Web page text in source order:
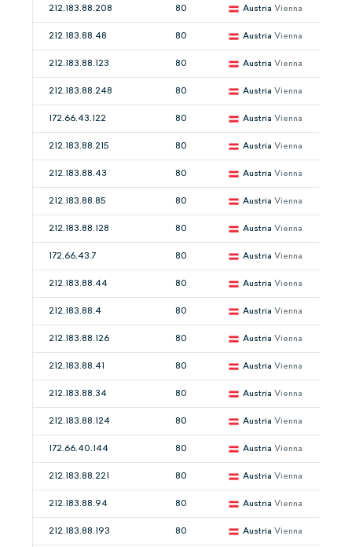
212.183.88.208 80 Austria Vienna
212.183.88.48 80 Austria Vienna
212.183.88.123 80 Austria Vienna
212.183.88.248 80 Austria Vienna
172.66.43.122 80 Austria Vienna
212.183.88.215 80 Austria Vienna
212.183.88.43 80 Austria Vienna
212.183.88.85 80 Austria Vienna
212.183.88.128 80 Austria Vienna
172.66.43.7 80 Austria Vienna
212.183.88.44 80 Austria Vienna
212.183.88.4 80 Austria Vienna
212.183.88.126 80 Austria Vienna
212.183.88.41 80 Austria Vienna
212.183.88.34 80 Austria Vienna
212.183.88.124 80 Austria Vienna
172.66.40.144 80 Austria Vienna
212.183.88.221 80 Austria Vienna
212.183.88.94 80 Austria Vienna
212.183.88.193 80 Austria Vienna